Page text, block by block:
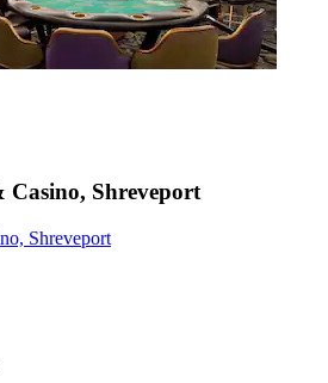
Casino, Shreveport
Shreveport